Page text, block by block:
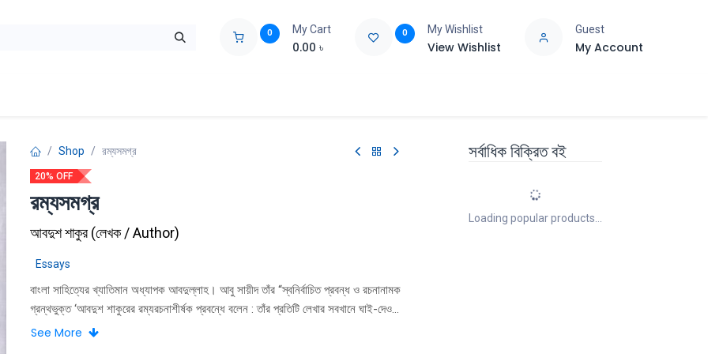
0 My Cart
0.00 ৳
0 My Wishlist
View Wishlist
Guest
My Account
Shop রম্যসমগ্র
20% OFF
রম্যসমগ্র
আবদুশ শাকুর(লেখক / Author)
Essays
বাংলা সাহিত্যের খ্যাতিমান অধ্যাপক আবদুল্লাহ। আবু সায়ীদ তাঁর “স্বনির্বাচিত প্রবন্ধ ও রচনানামক
গ্রন্থভুক্ত ‘আবদুশ শাকুরের রম্যরচনাশীর্ষক প্রবন্ধে বলেন : তাঁর প্রতিটি লেখার সবখানে ঘাই-দেওয়া
কাঁটাওয়ালা মাছের মতাে। ক্রুর আঘাতে যা আমাদের নিরন্তর ছিন্ন-বিছিন্ন। করে যায় তা হল তার
See More
সর্বাধিক বিক্রিত বই
Loading popular products...